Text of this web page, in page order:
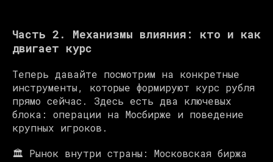
Часть 2. Механизмы влияния: кто и как
двигает курс
Теперь давайте посмотрим на конкретные
инструменты, которые формируют курс рубля
прямо сейчас. Здесь есть два ключевых
блока: операции на Мосбирже и поведение
крупных игроков.
🏛️ Рынок внутри страны: Московская биржа